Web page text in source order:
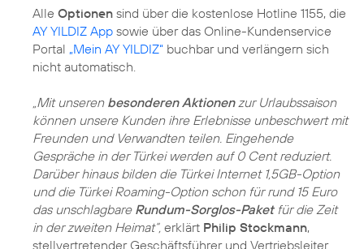
Alle Optionen sind über die kostenlose Hotline 1155, die
AY YILDIZ App sowie über das Online-Kundenservice
Portal „Mein AY YILDIZ“ buchbar und verlängern sich
nicht automatisch.
„Mit unseren besonderen Aktionenzur Urlaubssaison
können unsere Kunden ihre Erlebnisse unbeschwert mit
Freunden und Verwandten teilen. Eingehende
Gespräche in der Türkei werden auf 0 Cent reduziert.
Darüber hinaus bilden die Türkei Internet 1,5GB-Option
und die Türkei Roaming-Option schon für rund 15 Euro
das unschlagbare Rundum-Sorglos-Paketfür die Zeit
in der zweiten Heimat“, erklärt Philip Stockmann,
stellvertretender Geschäftsführer und Vertriebsleiter